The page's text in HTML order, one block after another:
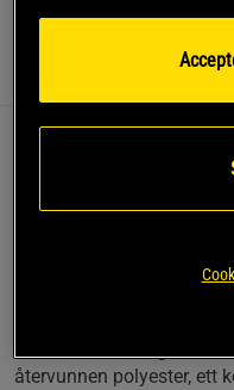
Recensioner
Easton T-shirt -
Reflekterande
återvunnen polyester, ett